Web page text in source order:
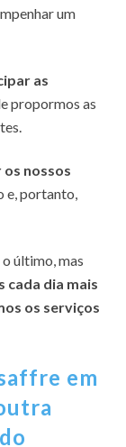
um
as
propormos as
nossos
e, portanto,
último, mas
cada dia mais
os serviços
em